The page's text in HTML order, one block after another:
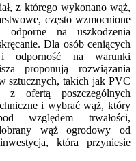
z którego wykonano wąż,
często wzmocnione
odporne na uszkodzenia
Dla osób ceniących
i odporność na warunki
proponują rozwiązania
sztucznych, takich jak PVC
ofertą poszczególnych
i wybrać wąż, który
względem trwałości,
wąż ogrodowy od
która przyniesie